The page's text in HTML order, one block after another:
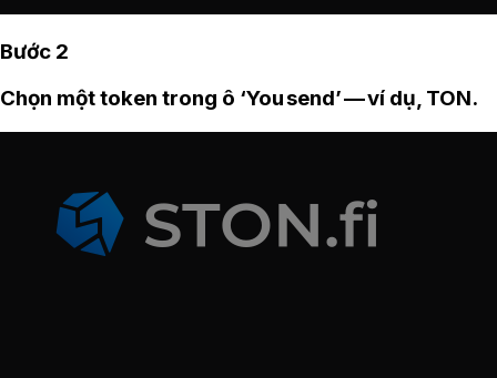
Bước 2
Chọn một token trong ô ‘You send’ — ví dụ, TON.